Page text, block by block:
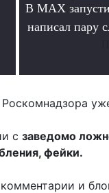
В MAX
написал пару
с заведомо
фейки.
и